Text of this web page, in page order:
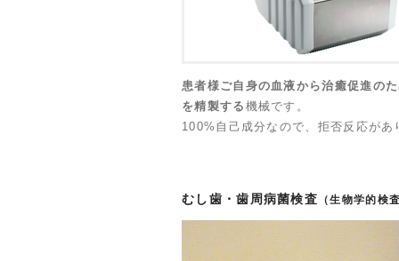
患者様ご自身の血液から治癒促進の
を精製する 機械です。
100%自己成分なので、拒否反応があ
むし歯・歯周病菌検査 （生物学的検